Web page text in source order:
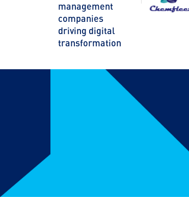
management
companies
driving digital
transformation